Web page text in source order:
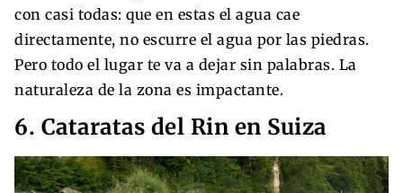
con casi todas: que en estas el agua cae
directamente, no escurre el agua por las piedras.
Pero todo el lugar te va a dejar sin palabras. La
naturaleza de la zona es impactante.
6. Cataratas del Rin en Suiza